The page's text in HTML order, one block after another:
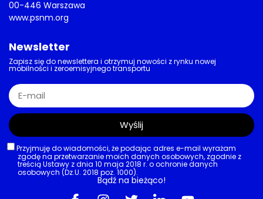
00-446 Warszawa
www.psnm.org
Newsletter
Zapisz się do newslettera i otrzymuj nowości z rynku nowej
mobilności i zeroemisyjnego transportu
Przyjmuję do wiadomości, że podając adres e-mail wyrażam
zgodę na przetwarzanie moich danych osobowych, zgodnie z
treścią Ustawy z dnia 10 maja 2018 r. o ochronie danych
osobowych (Dz.U. 2018 poz. 1000).
Wyślij
Bądź na bieżąco!